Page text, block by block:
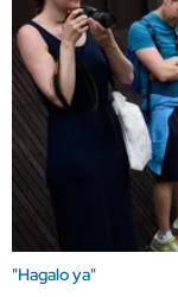
"Hagalo ya"